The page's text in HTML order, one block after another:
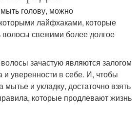
голову, можно
лайфхаками, которые
волосы свежими более долгое
зачастую являются залогом
и уверенности в себе. И, чтобы
и укладку, достаточно взять
которые продлевают жизнь